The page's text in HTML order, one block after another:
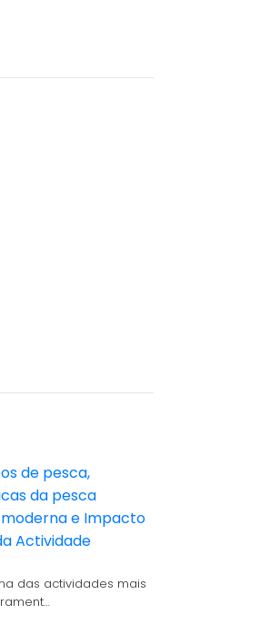
de pesca,
da pesca
e Impacto
Actividade
das actividades mais